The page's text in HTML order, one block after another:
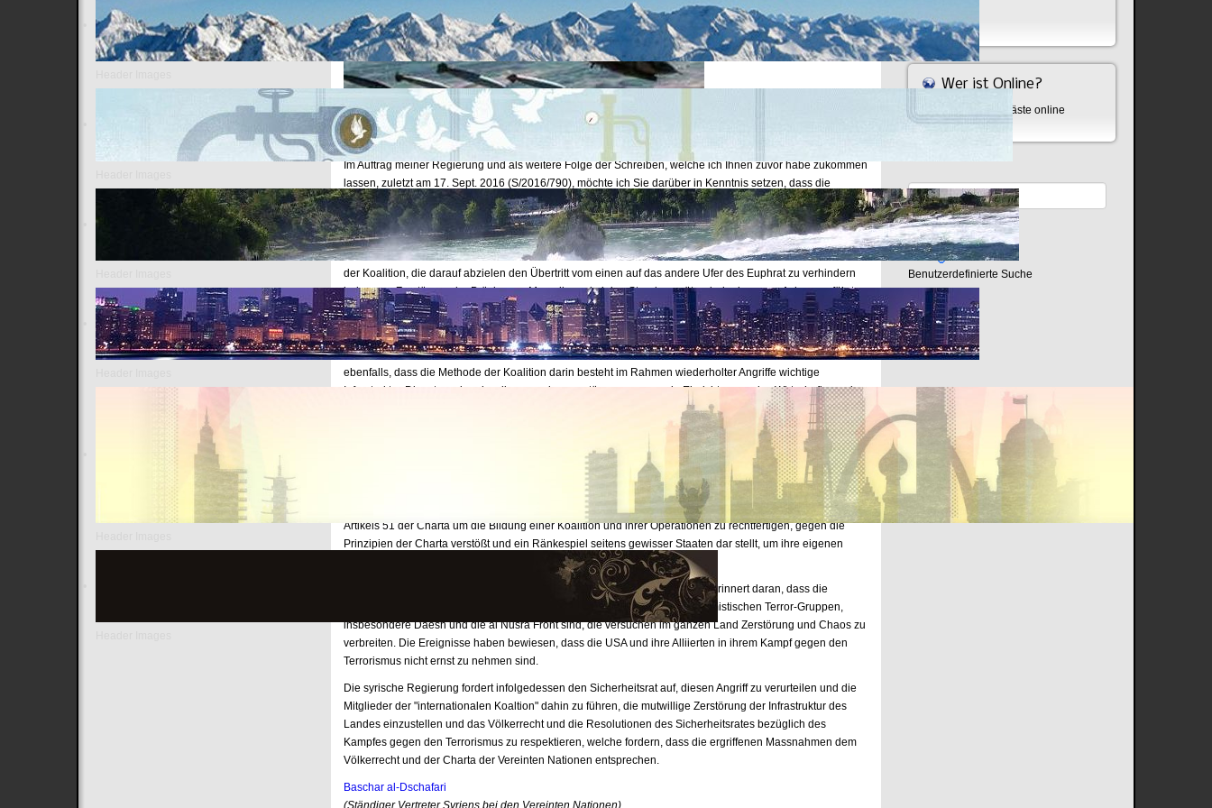
Im Auftrag meiner Regierung und als weitere Folge der Schreiben, welche ich Ihnen zuvor habe zukommen
lassen, zuletzt am 17. Sept. 2016 (S/2016/790), möchte ich Sie darüber in Kenntnis setzen, dass die
sogenannte "internationale Koalition" unter dem Befehl der USA damit fortfährt die Arabisch-Syrische
Republik anzugreifen. Unter dem Vorwand einen Krieg gegen die Organisations Daesh zu führen nimmt
sie die Infrastruktur lebenswichtiger Infrastruktur ins Visier. Die Luftstreitkräfte der Koalition haben in der
Provinz Eir el-Zor ununterbrochen zwei wichtige Brücken über den Euphrat bombardiert. Die Luftangriffe
der Koalition, die darauf abzielen den Übertritt vom einen auf das andere Ufer des Euphrat zu verhindern
haben zur Zerstörung der Brücke von Mayadin und einige Stunden später derjenigen von Achara geführt.
Die mutwillige Zerstörung dieser Brücken durch die USA reiht sich ein in die Fortsetzung einer Angriffs-
Serie die auf den Tag einer US-Aggression folgt, in deren Verlauf mehrere Soldaten der syrisch arabischen
Armee am 17. Sept. 2016 in Deir el-Zor getötet oder verletzt wurden. Diese Vorgehensweise bestätigt
ebenfalls, dass die Methode der Koalition darin besteht im Rahmen wiederholter Angriffe wichtige
Infrastruktur-Dienste zu bombardieren und zu zerstören genauso wie Einrichtungen des Wirtschafts- und
Soziallebens. Wir haben den Generalsekretär und die sich abwechselnden Präsidenten des
Die syrische Regierung unterstreicht erneut, dass die Operationen der sogenannten "internationalen
Koaltion" illegal sind, denn sie stehen im Widerspruch zum Völkerrecht, stehen im Gegensatz zu den
Prinzipien der UNO-Charta und wurden ohne irgendeine zuvor abgesprochene Koordination mit den
syrischen Behörden durchgeführt. Die Regierung unterstreicht ebenfalls, dass die Geltendmachung des
Artikels 51 der Charta um die Bildung einer Koalition und ihrer Operationen zu rechtfertigen, gegen die
Prinzipien der Charta verstößt und ein Ränkespiel seitens gewisser Staaten dar stellt, um ihre eigenen
Die syrische Regierung fordert die Verurteilung dieser kriminellen Akte und erinnert daran, dass die
einzigen Nutznießer dieser Angriffe der "internationalen Koalition" die extremistischen Terror-Gruppen,
insbesondere Daesh und die al Nusra Front sind, die versuchen im ganzen Land Zerstörung und Chaos zu
verbreiten. Die Ereignisse haben bewiesen, dass die USA und ihre Alliierten in ihrem Kampf gegen den
Terrorismus nicht ernst zu nehmen sind.
Die syrische Regierung fordert infolgedessen den Sicherheitsrat auf, diesen Angriff zu verurteilen und die
Mitglieder der "internationalen Koaltion" dahin zu führen, die mutwillige Zerstörung der Infrastruktur des
Landes einzustellen und das Völkerrecht und die Resolutionen des Sicherheitsrates bezüglich des
Kampfes gegen den Terrorismus zu respektieren, welche fordern, dass die ergriffenen Massnahmen dem
Völkerrecht und der Charta der Vereinten Nationen entsprechen.
Baschar al-Dschafari
(Ständiger Vertreter Syriens bei den Vereinten Nationen)
Wer ist Online?
Aktuell sind 831 Gäste online
Benutzerdefinierte Suche